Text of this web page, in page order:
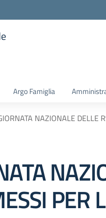
Argo Famiglia
NAZIONALE DELLE
PER